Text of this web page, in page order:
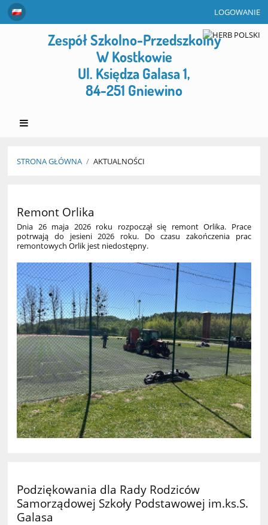
LOGOWANIE
Zespół Szkolno-Przedszkolny
W Kostkowie
Ul. Księdza Galasa 1,
84-251 Gniewino
STRONA GŁÓWNA / AKTUALNOŚCI
Remont Orlika
Dnia 26 maja 2026 roku rozpoczął się remont Orlika. Prace
potrwają do jesieni 2026 roku. Do czasu zakończenia prac
remontowych Orlik jest niedostępny.
Podziękowania dla Rady Rodziców
Samorządowej Szkoły Podstawowej im.ks.S.
Galasa